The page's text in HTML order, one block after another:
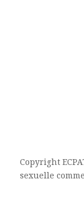
Copyright
sexuelle